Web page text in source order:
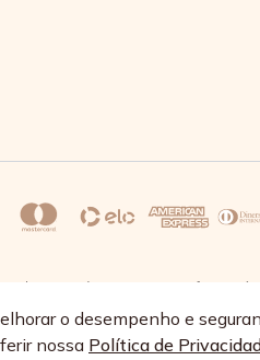
o desempenho e
nossa Política de
das 08:30 às 17:30 e sexta-feira até
57.484.768/0064-89